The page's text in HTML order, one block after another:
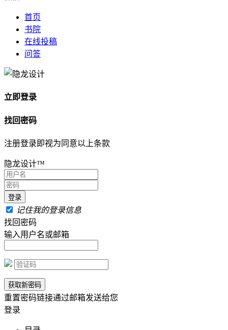
首页
书院
在线投稿
问答
立即登录
找回密码
注册登录即视为同意以上条款
隐龙设计™
记住我的登录信息
找回密码
输入用户名或邮箱
重置密码链接通过邮箱发送给您
登录